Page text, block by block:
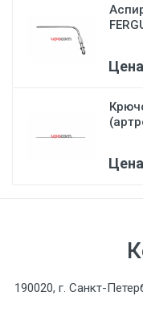
190020, г. Санкт-